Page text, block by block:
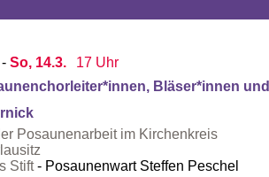
- So, 14.3.
17 Uhr
Bläser*innen und
Posaunenarbeit im Kirchenkreis
Stift
Posaunenwart Steffen Peschel